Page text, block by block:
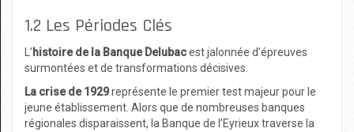
1.2 Les Périodes Clés
L’ histoire de la Banque Delubacest jalonnée d’épreuves
surmontées et de transformations décisives.
La crise de 1929représente le premier test majeur pour le
jeune établissement. Alors que de nombreuses banques
régionales disparaissent, la Banque de l’Eyrieux traverse la